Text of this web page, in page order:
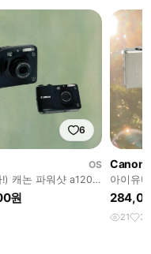
6
OS
!) 캐논 파워샷 a1200
빈티지 디카
원
Canon
아이유
ixus 빈
21 3